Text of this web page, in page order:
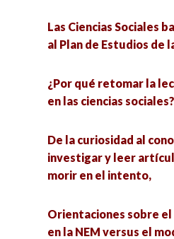
Las Ciencias Sociales
al Plan de Estudios de
¿Por qué retomar la
en las ciencias
De la curiosidad al
investigar y leer
morir en el intento,
Orientaciones sobre
en la NEM versus el